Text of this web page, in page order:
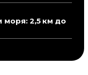
2,5 км до